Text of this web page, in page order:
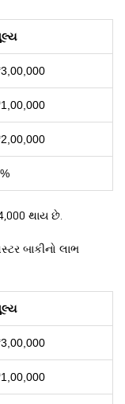
થાય છે.
બાકીનો લાભ